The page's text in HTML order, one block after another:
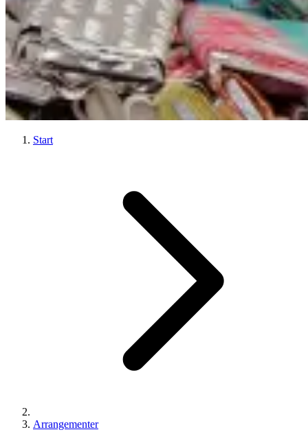
Start
Arrangementer